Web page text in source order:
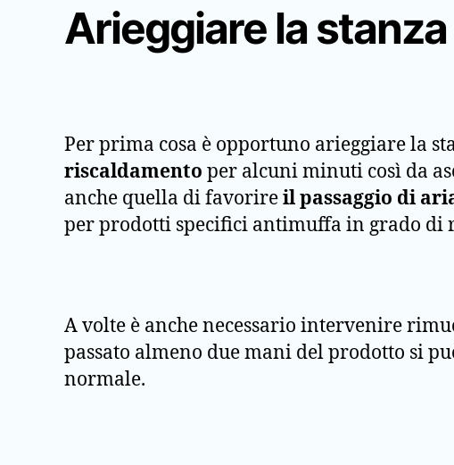
Arieggiare la
Per prima cosa è opportuno arieggiare la
riscaldamento per alcuni minuti così da
anche quella di favorireil passaggio di
per prodotti specifici antimuffa in grado di
A volte è anche necessario intervenire
passato almeno due mani del prodotto si
normale.